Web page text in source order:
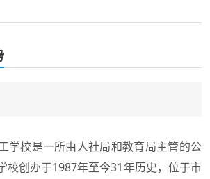
学校是一所由人社局和教育局主管的公
校创办于1987年至今31年历史，位于市